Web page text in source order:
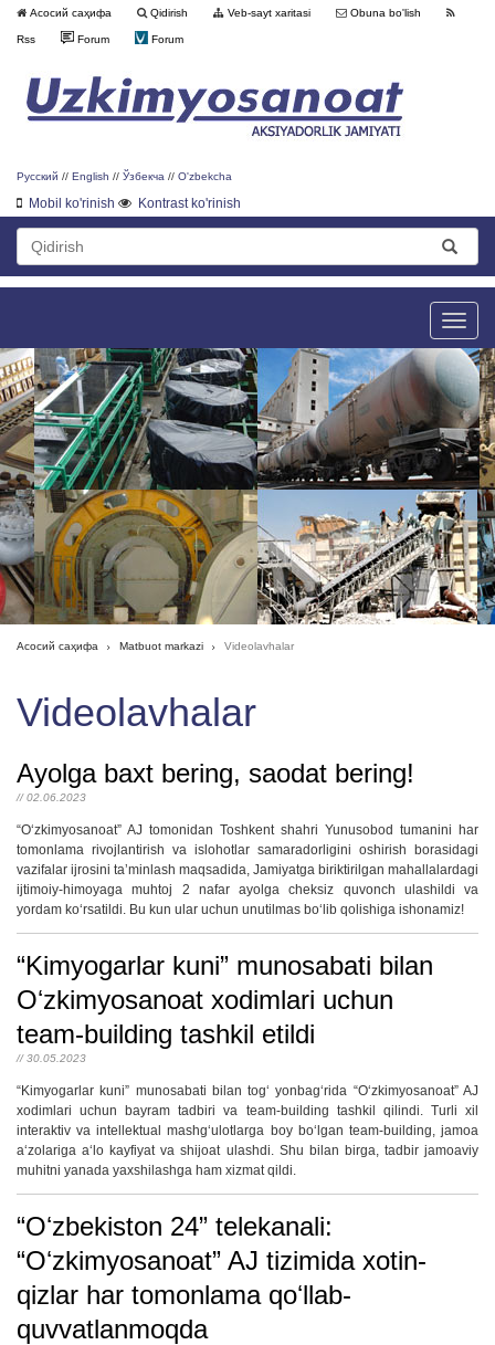
Асосий саҳифа Qidirish Veb-sayt xaritasi Obuna bo'lish
Rss Forum Forum
Русский // English // Ўзбекча // O'zbekcha
Mobil ko'rinish Kontrast ko'rinish
Toggle
Асосий саҳифа Matbuot markazi Videolavhalar
Videolavhalar
Ayolga baxt bering, saodat bering!
// 02.06.2023
“Oʻzkimyosanoat” AJ tomonidan Toshkent shahri Yunusobod tumanini har
tomonlama rivojlantirish va islohotlar samaradorligini oshirish borasidagi
vazifalar ijrosini taʼminlash maqsadida, Jamiyatga biriktirilgan mahallalardagi
ijtimoiy-himoyaga muhtoj 2 nafar ayolga cheksiz quvonch ulashildi va
yordam koʻrsatildi. Bu kun ular uchun unutilmas boʻlib qolishiga ishonamiz!
“Kimyogarlar kuni” munosabati bilan
Oʻzkimyosanoat xodimlari uchun
team-building tashkil etildi
// 30.05.2023
“Kimyogarlar kuni” munosabati bilan togʻ yonbagʻrida “Oʻzkimyosanoat” AJ
xodimlari uchun bayram tadbiri va team-building tashkil qilindi. Turli xil
interaktiv va intellektual mashgʻulotlarga boy boʻlgan team-building, jamoa
aʻzolariga aʻlo kayfiyat va shijoat ulashdi. Shu bilan birga, tadbir jamoaviy
muhitni yanada yaxshilashga ham xizmat qildi.
“Oʻzbekiston 24” telekanali:
“Oʻzkimyosanoat” AJ tizimida xotin-
qizlar har tomonlama qoʻllab-
quvvatlanmoqda